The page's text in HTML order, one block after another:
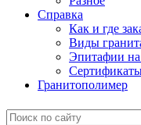
Справка
Как и где
Виды
Эпитафии
Сертификаты
Гранитополимер